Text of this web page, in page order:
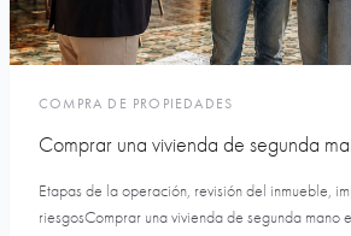
COMPRA DE PROPIEDADES
Comprar una vivienda de segunda
Etapas de la operación, revisión del inmueble,
riesgosComprar una vivienda de segunda mano